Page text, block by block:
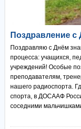
Поздравление с
Поздравляю с Днём
процесса: учащихся,
учреждений! Особые
преподавателям,
нашего радиоспорта.
спорта, в ДОСААФ
соседними